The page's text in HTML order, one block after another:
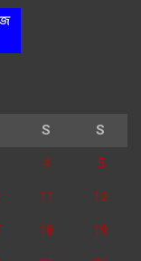
S S
4 5
11 12
18 19